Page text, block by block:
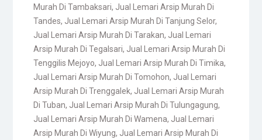
Murah Di Tambaksari, Jual Lemari Arsip Murah Di
Tandes, Jual Lemari Arsip Murah Di Tanjung Selor,
Jual Lemari Arsip Murah Di Tarakan, Jual Lemari
Arsip Murah Di Tegalsari, Jual Lemari Arsip Murah Di
Tenggilis Mejoyo, Jual Lemari Arsip Murah Di Timika,
Jual Lemari Arsip Murah Di Tomohon, Jual Lemari
Arsip Murah Di Trenggalek, Jual Lemari Arsip Murah
Di Tuban, Jual Lemari Arsip Murah Di Tulungagung,
Jual Lemari Arsip Murah Di Wamena, Jual Lemari
Arsip Murah Di Wiyung, Jual Lemari Arsip Murah Di